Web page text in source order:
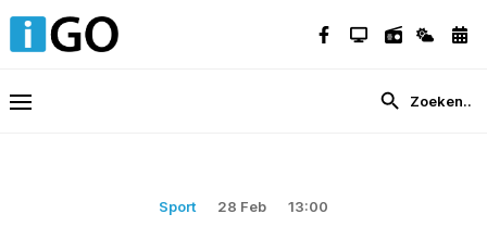
Sport 28 Feb 13:00